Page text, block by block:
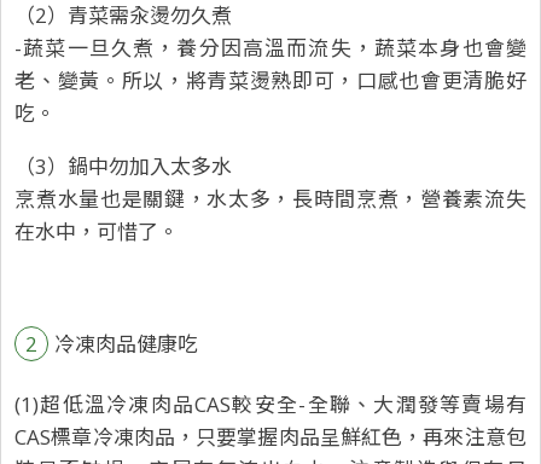
（2）青菜需汆燙勿久煮
-蔬菜一旦久煮，養分因高溫而流失，蔬菜本身也會變
老、變黃。所以，將青菜燙熟即可，口感也會更清脆好
吃。
（3）鍋中勿加入太多水
烹煮水量也是關鍵，水太多，長時間烹煮，營養素流失
在水中，可惜了。
2 冷凍肉品健康吃
(1)超低溫冷凍肉品CAS較安全-全聯、大潤發等賣場有
CAS標章冷凍肉品，只要掌握肉品呈鮮紅色，再來注意包